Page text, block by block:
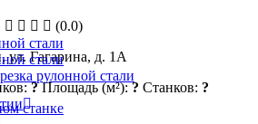
стали
стали
рулонной стали
станке
(0.0)
ул. Гагарина, д. 1А
? Площадь (м²): ? Станков: ?